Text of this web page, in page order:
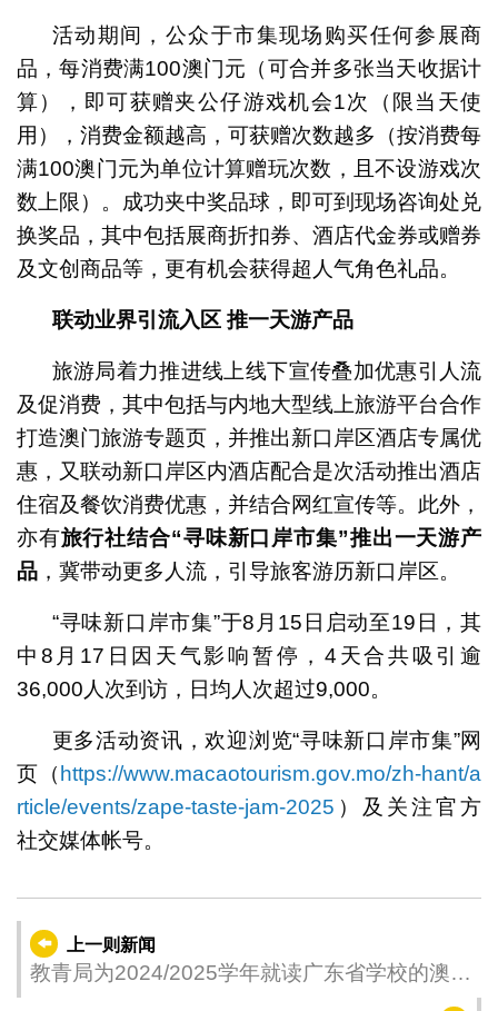
活动期间，公众于市集现场购买任何参展商
品，每消费满100澳门元（可合并多张当天收据计
算），即可获赠夹公仔游戏机会1次（限当天使
用），消费金额越高，可获赠次数越多（按消费每
满100澳门元为单位计算赠玩次数，且不设游戏次
数上限）。成功夹中奖品球，即可到现场咨询处兑
换奖品，其中包括展商折扣券、酒店代金券或赠券
及文创商品等，更有机会获得超人气角色礼品。
联动业界引流入区 推一天游产品
旅游局着力推进线上线下宣传叠加优惠引人流
及促消费，其中包括与内地大型线上旅游平台合作
打造澳门旅游专题页，并推出新口岸区酒店专属优
惠，又联动新口岸区内酒店配合是次活动推出酒店
住宿及餐饮消费优惠，并结合网红宣传等。此外，
亦有旅行社结合“寻味新口岸市集”推出一天游产
品，冀带动更多人流，引导旅客游历新口岸区。
“寻味新口岸市集”于8月15日启动至19日，其
中8月17日因天气影响暂停，4天合共吸引逾
36,000人次到访，日均人次超过9,000。
更多活动资讯，欢迎浏览“寻味新口岸市集”网
页（https://www.macaotourism.gov.mo/zh-hant/a
rticle/events/zape-taste-jam-2025 ）及关注官方
社交媒体帐号。
上一则新闻
教青局为2024/2025学年就读广东省学校的澳门